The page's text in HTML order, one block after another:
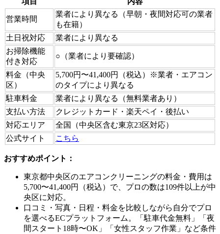
営業時間
業者により異なる（早朝・夜間対応可の業者
も在籍）
土日祝対応
業者により異なる
お掃除機能
付き対応
○（業者により要確認）
料金（中央
区）
5,700円〜41,400円（税込）※業者・エアコン
のタイプにより異なる
駐車料金
業者により異なる（無料業者あり）
支払い方法
クレジットカード・楽天ペイ・後払い
対応エリア
全国（中央区含む東京23区対応）
公式サイト
こちら
おすすめポイント：
東京都中央区のエアコンクリーニングの料金・費用は
5,700〜41,400円（税込）で、プロの数は109件以上が中
央区に対応。
口コミ・写真・日程・料金を比較しながら自分でプロ
を選べるECプラットフォーム。「駐車代金無料」「夜
間スタート18時〜OK」「女性スタッフ作業」など条件